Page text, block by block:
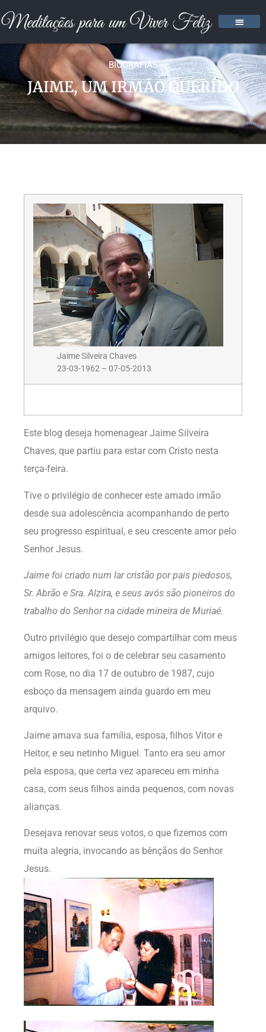
BIOGRAFIAS
JAIME, UM IRMÃO QUERIDO
Jaime Silveira Chaves
23-03-1962 – 07-05-2013
Este blog deseja homenagear Jaime Silveira
Chaves, que partiu para estar com Cristo nesta
terça-feira.
Tive o privilégio de conhecer este amado irmão
desde sua adolescência acompanhando de perto
seu progresso espiritual, e seu crescente amor pelo
Senhor Jesus.
Jaime foi criado num lar cristão por pais piedosos,
Sr. Abrão e Sra. Alzira, e seus avós são pioneiros do
trabalho do Senhor na cidade mineira de Muriaé.
Outro privilégio que desejo compartilhar com meus
amigos leitores, foi o de celebrar seu casamento
com Rose, no dia 17 de outubro de 1987, cujo
esboço da mensagem ainda guardo em meu
arquivo.
Jaime amava sua família, esposa, filhos Vitor e
Heitor, e seu netinho Miguel. Tanto era seu amor
pela esposa, que certa vez apareceu em minha
casa, com seus filhos ainda pequenos, com novas
alianças.
Desejava renovar seus votos, o que fizemos com
muita alegria, invocando as bênçãos do Senhor
Jesus.